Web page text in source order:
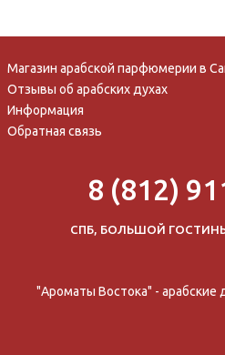
Магазин арабской парфюмерии в
Отзывы об арабских духах
Информация
Обратная связь
8 (812)
СПБ, БОЛЬШОЙ
"Ароматы Востока" - арабские